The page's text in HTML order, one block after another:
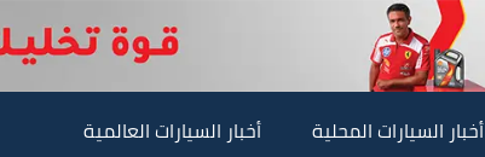
أخبار السيارات المحلية أخبار السيارات العالمية